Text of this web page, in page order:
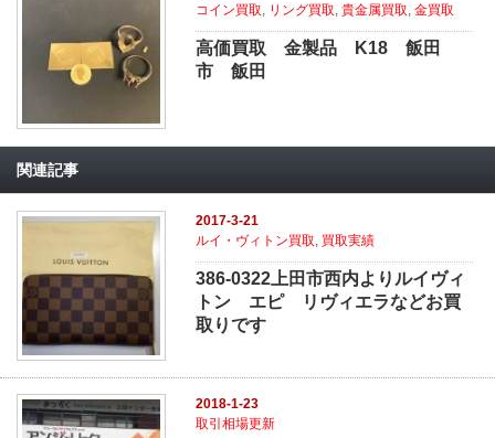
コイン買取, リング買取,貴金属買取,金買取
高価買取 金製品 K18 飯田
市 飯田
関連記事
2017-3-21
ルイ・ヴィトン買取, 買取実績
386-0322上田市西内よりルイヴィ
トン エピ リヴィエラなどお買
取りです
2018-1-23
取引相場更新